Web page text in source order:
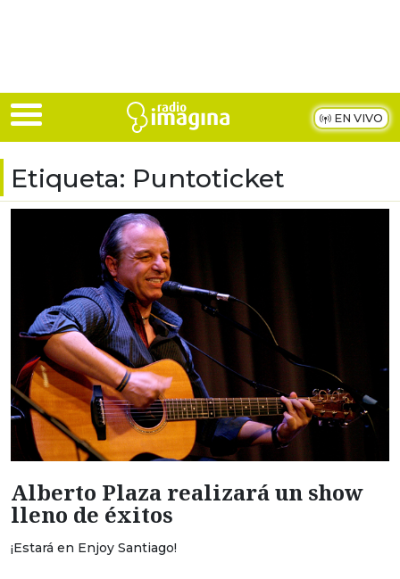
EN VIVO
Etiqueta: Puntoticket
Alberto Plaza realizará un show
lleno de éxitos
¡Estará en Enjoy Santiago!